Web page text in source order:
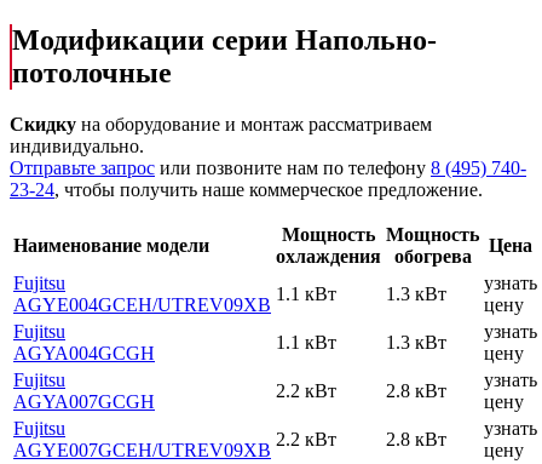
Модификации серии Напольно-
потолочные
Скидку на оборудование и монтаж рассматриваем
индивидуально.
Отправьте запрос или позвоните нам по телефону 8 (495) 740-
23-24, чтобы получить наше коммерческое предложение.
Наименование модели
Мощность
охлаждения
Мощность
обогрева
Цена
Fujitsu
AGYE004GCEH/UTREV09XB
1.1 кВт 1.3 кВт
узнать
цену
Fujitsu
AGYA004GCGH
1.1 кВт 1.3 кВт
узнать
цену
Fujitsu
AGYA007GCGH
2.2 кВт 2.8 кВт
узнать
цену
Fujitsu
AGYE007GCEH/UTREV09XB
2.2 кВт 2.8 кВт
узнать
цену